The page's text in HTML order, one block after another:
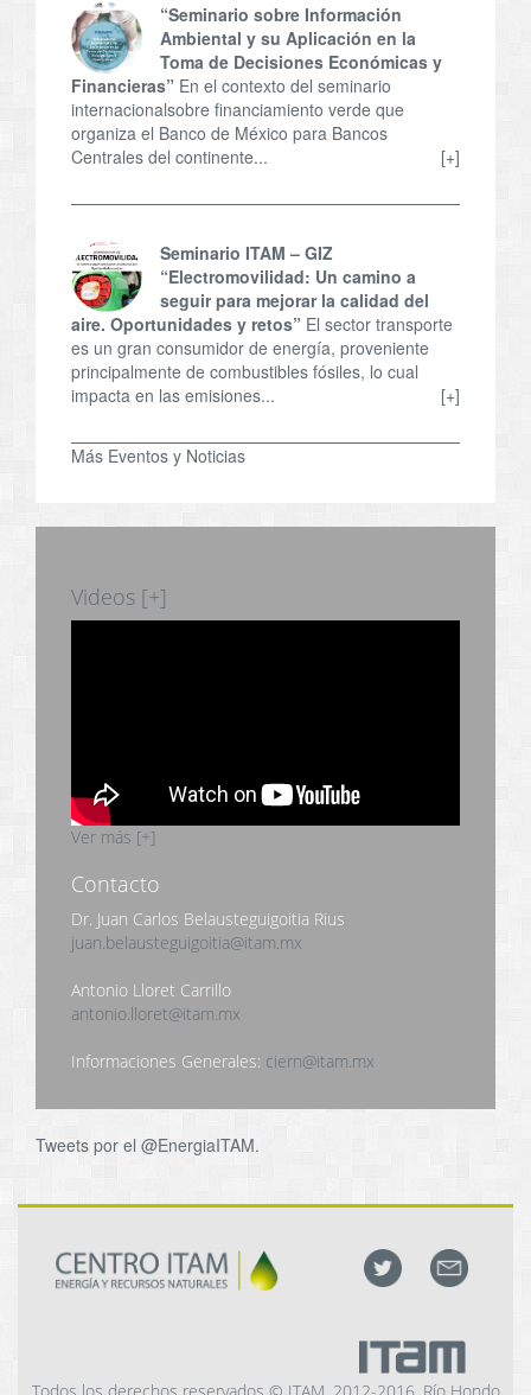
“Seminario sobre Información
Ambiental y su Aplicación en la
Toma de Decisiones Económicas y
Financieras” En el contexto del seminario
internacionalsobre financiamiento verde que
organiza el Banco de México para Bancos
Centrales del continente...
[+]
Seminario ITAM – GIZ
“Electromovilidad: Un camino a
seguir para mejorar la calidad del
aire. Oportunidades y retos” El sector transporte
es un gran consumidor de energía, proveniente
principalmente de combustibles fósiles, lo cual
impacta en las emisiones...
[+]
Más Eventos y Noticias
Videos [+]
Ver más [+]
Contacto
Dr. Juan Carlos Belausteguigoitia Rius
juan.belausteguigoitia@itam.mx
Antonio Lloret Carrillo
antonio.lloret@itam.mx
Informaciones Generales: ciern@itam.mx
Tweets por el @EnergiaITAM.